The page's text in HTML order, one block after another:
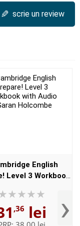
✎ scrie un review
English
Level 3 Workbook
Holcombe
,36 lei ›